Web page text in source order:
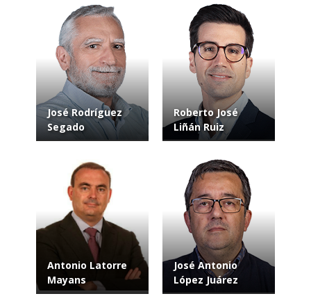
José Rodríguez
Segado
Roberto José
Liñán Ruiz
Antonio Latorre
Mayans
José Antonio
López Juárez